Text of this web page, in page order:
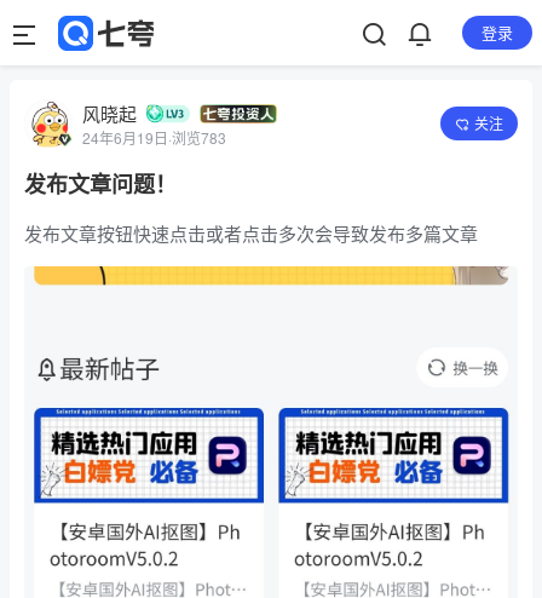
登录
发布文章问题！
风晓起
24年6月19日·浏览783
关注
发布文章按钮快速点击或者点击多次会导致发布多篇文章